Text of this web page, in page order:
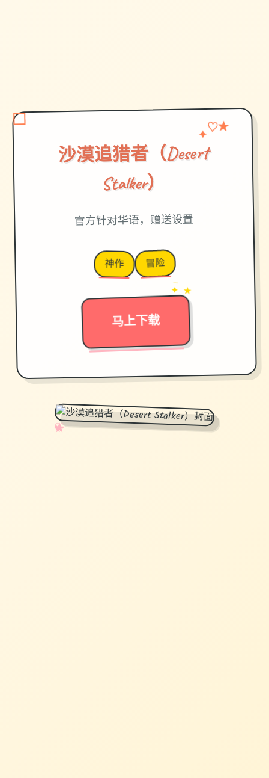
沙漠追猎者（Desert
Stalker）
✦♡★
官方针对华语，赠送设置
神作 冒险
马上下载
→
✦ ★
✧
♡
★
♥